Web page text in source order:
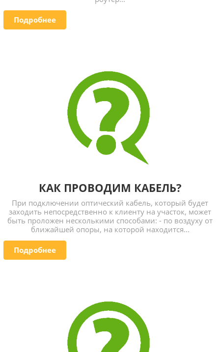
Подробнее
КАК ПРОВОДИМ КАБЕЛЬ?
При подключении оптический кабель, который будет
заходить непосредственно к клиенту на участок, может
быть проложен несколькими способами: - по воздуху от
ближайшей опоры, на которой находится...
Подробнее